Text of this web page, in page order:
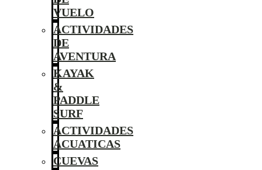
VUELO
ACTIVIDADES
DE
AVENTURA
KAYAK
&
PADDLE
SURF
ACTIVIDADES
ACUATICAS
CUEVAS